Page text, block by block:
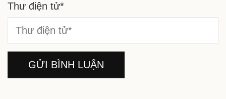
Thư điện tử*